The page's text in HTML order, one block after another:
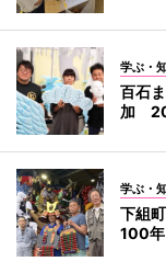
学ぶ・
百石
加 20
学ぶ・
下組
100年